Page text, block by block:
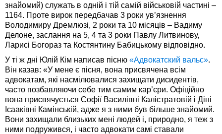
знайомий) служать в одній і тій самій військовій частині –
1164. Проте вирок передбачав 3 роки ув’язнення
Володимиру Дремлюзі, 2 роки та 10 місяців – Вадиму
Делоне, заслання на 5, 4 та 3 роки Павлу Литвинову,
Ларисі Богораз та Костянтину Бабицькому відповідно.
У ті ж дні Юлій Кім написав пісню «Адвокатский вальс».
Він казав: «У мене є пісня, вона присвячена всім
адвокатам, які насмілювалися захищати дисидентів,
часто позбавляючи себе тим самим кар’єри. Офіційно
вона присвячується Софії Василівні Калістратовій і Діні
Ісааківні Камінській, адже я з ними був більше знайомий.
Вони захищали близьких мені людей і, природно, я теж з
ними подружився, і часто адвокати самі ставали